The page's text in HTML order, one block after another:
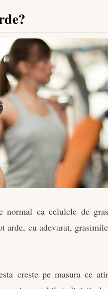
ca celulele de
arde, cu adevarat,
creste pe masura ce